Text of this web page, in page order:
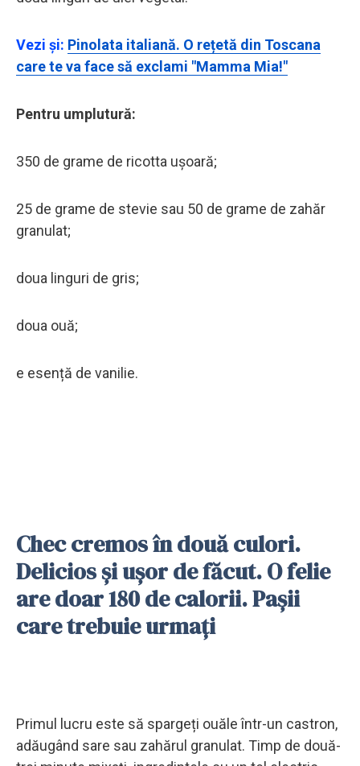
Vezi și: Pinolata italiană. O rețetă din Toscana
care te va face să exclami "Mamma Mia!"
Pentru umplutură:
350 de grame de ricotta ușoară;
25 de grame de stevie sau 50 de grame de zahăr
granulat;
doua linguri de gris;
doua ouă;
e esență de vanilie.
Chec cremos în două culori.
Delicios și ușor de făcut. O felie
are doar 180 de calorii. Pașii
care trebuie urmați
Primul lucru este să spargeți ouăle într-un castron,
adăugând sare sau zahărul granulat. Timp de două-